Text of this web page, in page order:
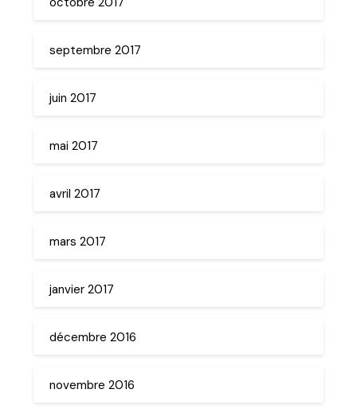
septembre 2017
juin 2017
mai 2017
avril 2017
mars 2017
janvier 2017
décembre 2016
novembre 2016